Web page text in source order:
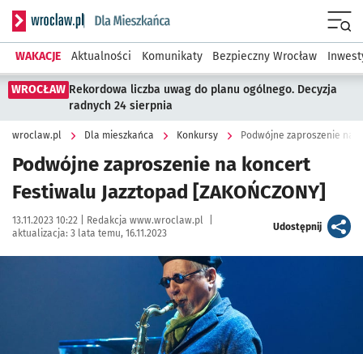
Serwis informacyjny wroclaw.pl podserwis: Dla mieszkańca
WAKACJE Aktualności Komunikaty Bezpieczny Wrocław
WROCŁAW Rekordowa liczba uwag do planu ogólnego. Decyzja
radnych 24 sierpnia
wroclaw.pl Dla mieszkańca Konkursy Podwójne zaproszenie na
Podwójne zaproszenie na koncert
Festiwalu Jazztopad [ZAKOŃCZONY]
Data publikacji:
13.11.2023 10:22 | Autor:
Redakcja www.wroclaw.pl
aktualizacja: 3 lata temu, 16.11.2023
Udostępnijartykuł